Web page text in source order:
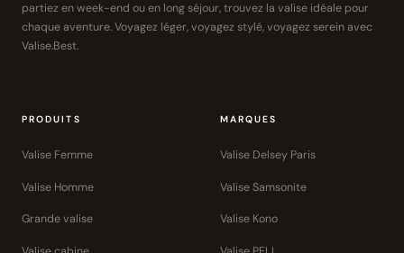
partiez en week-end ou en long séjour, trouvez la valise idéale pour
chaque aventure. Voyagez léger, voyagez stylé, voyagez serein avec
Valise.Best.
PRODUITS
Valise Femme
Valise Homme
Grande valise
MARQUES
Valise Delsey Paris
Valise Samsonite
Valise Kono